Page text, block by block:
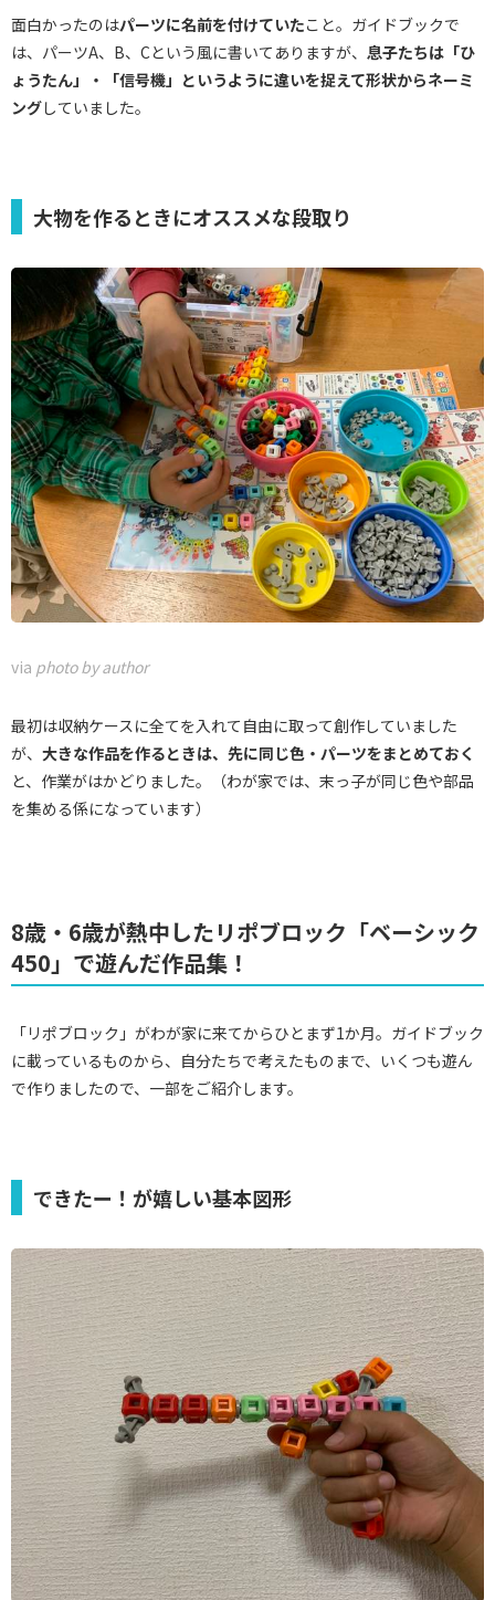
面白かったのはパーツに名前を付けていたこと。ガイドブックで
は、パーツA、B、Cという風に書いてありますが、 息子たちは「ひ
ょうたん」・「信号機」というように違いを捉えて形状からネーミ
ングしていました。
大物を作るときにオススメな段取り
via photo by author
最初は収納ケースに全てを入れて自由に取って創作していました
が、 大きな作品を作るときは、先に同じ色・パーツをまとめておく
と、作業がはかどりました。（わが家では、末っ子が同じ色や部品
を集める係になっています）
8歳・6歳が熱中したリポブロック「ベーシック
450」で遊んだ作品集！
「リポブロック」がわが家に来てからひとまず1か月。ガイドブック
に載っているものから、自分たちで考えたものまで、いくつも遊ん
で作りましたので、一部をご紹介します。
できたー！が嬉しい基本図形